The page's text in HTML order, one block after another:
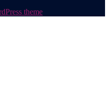
theme